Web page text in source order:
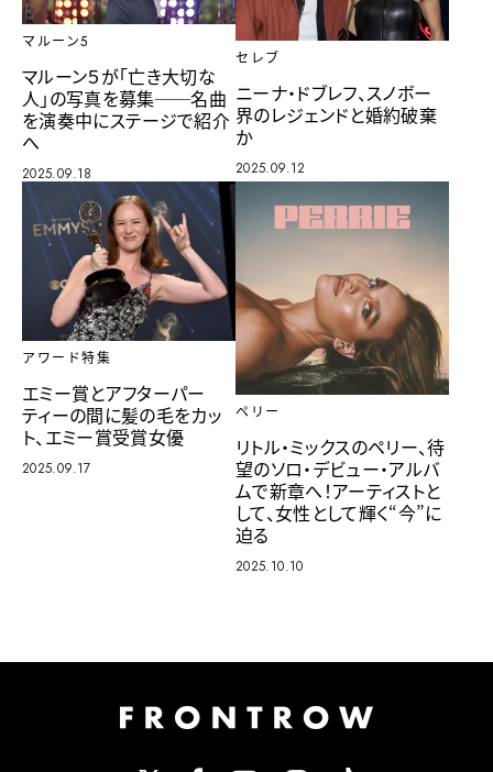
マルーン5
マルーン５が「亡き大切な
人」の写真を募集──名曲
を演奏中にステージで紹介
へ
2025.09.18
セレブ
ニーナ・ドブレフ、スノボー
界のレジェンドと婚約破棄
か
2025.09.12
アワード特集
エミー賞とアフターパー
ティーの間に髪の毛をカッ
ト、エミー賞受賞女優
2025.09.17
ペリー
リトル・ミックスのペリー、待
望のソロ・デビュー・アルバ
ムで新章へ！アーティストと
して、女性として輝く“今”に
迫る
2025.10.10